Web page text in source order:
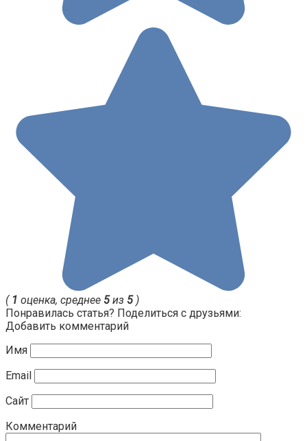
( 1 оценка, среднее 5из 5)
Понравилась статья? Поделиться с друзьями:
Добавить комментарий
Имя
Email
Сайт
Комментарий